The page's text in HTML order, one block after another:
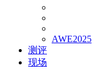
AWE2025
测评
现场